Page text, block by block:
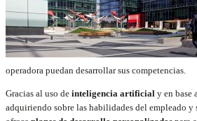
operadora puedan desarrollar sus competencias.
Gracias al uso de inteligencia artificial y en base
adquiriendo sobre las habilidades del empleado y